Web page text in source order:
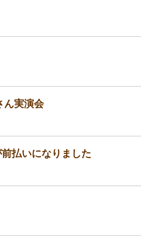
ん実演会
払いになりました